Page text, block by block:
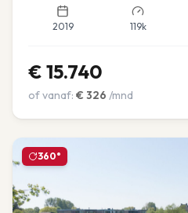
2019 119k
€ 15.740
of vanaf: € 326 /mnd
360°